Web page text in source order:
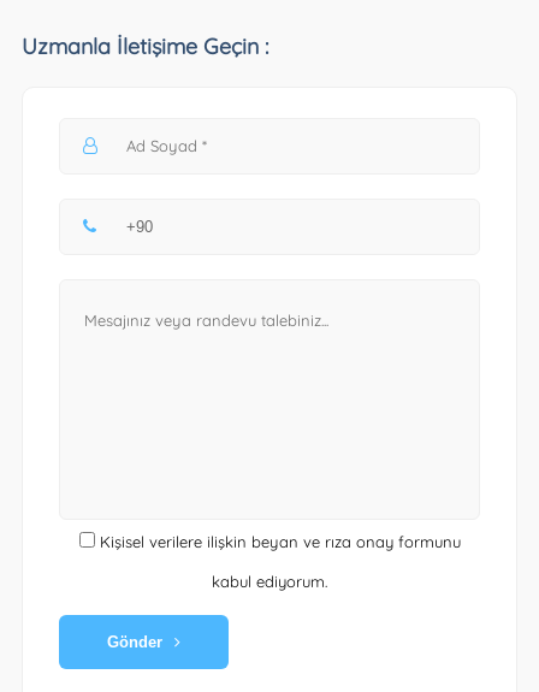
Uzmanla İletişime Geçin :
Kişisel verilere ilişkin beyan ve rıza onay formunu
kabul ediyorum.
Gönder